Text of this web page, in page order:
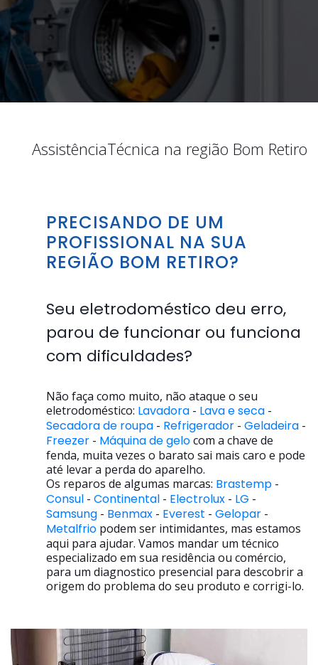
AssistênciaTécnica na região Bom Retiro
PRECISANDO DE UM
PROFISSIONAL NA SUA
REGIÃO BOM RETIRO?
Seu eletrodoméstico deu erro,
parou de funcionar ou funciona
com dificuldades?
Não faça como muito, não ataque o seu
eletrodoméstico: Lavadora - Lava e seca -
Secadora de roupa - Refrigerador - Geladeira -
Freezer - Máquina de gelocom a chave de
fenda, muita vezes o barato sai mais caro e pode
até levar a perda do aparelho.
Os reparos de algumas marcas: Brastemp -
Consul - Continental - Electrolux - LG -
Samsung - Benmax - Everest - Gelopar -
Metalfrio podem ser intimidantes, mas estamos
aqui para ajudar. Vamos mandar um técnico
especializado em sua residência ou comércio,
para um diagnostico presencial para descobrir a
origem do problema do seu produto e corrigi-lo.